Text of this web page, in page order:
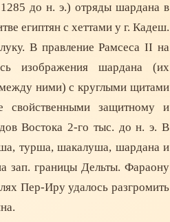
до н. э.) отряды шардана в
египтян с хеттами у г. Кадеш.
В правление Рамсеса II на
изображения шардана (их
ними) с круглыми щитами
защитному и
Востока 2-го тыс. до н. э. В
турша, шакалуша, шардана и
зап. границы Дельты. Фараону
Пер-Иру удалось разгромить